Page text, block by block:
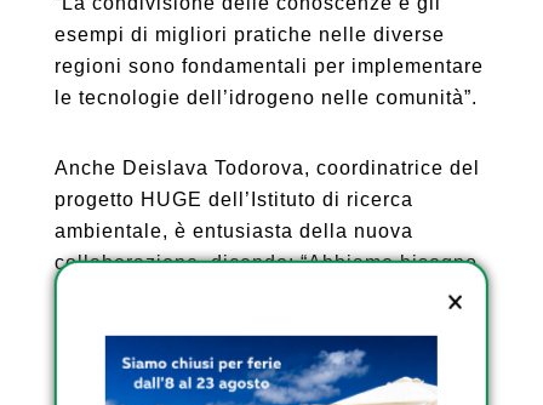
esempi di migliori pratiche nelle diverse
regioni sono fondamentali per implementare
le tecnologie dell’idrogeno nelle comunità”.
Anche Deislava Todorova, coordinatrice del
progetto HUGE dell’Istituto di ricerca
ambientale, è entusiasta della nuova
collaborazione, dicendo: “Abbiamo bisogno
di soluzioni HUGE per i luoghi più piccoli e
emissioni di carbonio”.